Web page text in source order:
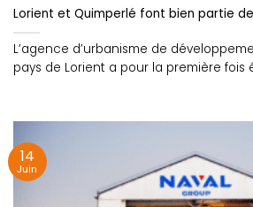
Lorient et Quimperlé font bien partie
L’agence d’urbanisme de
pays de Lorient a pour la première fois
14
Juin